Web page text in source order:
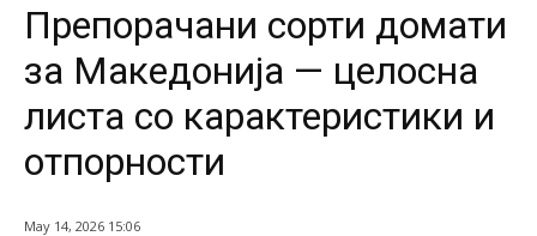
Препорачани сорти домати
за Македонија — целосна
листа со карактеристики и
отпорности
May 14, 2026 15:06